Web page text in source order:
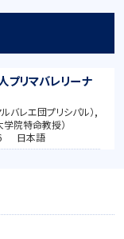
プリマバレリーナ
バレエ団プリシパル）,
院特命教授）
日本語